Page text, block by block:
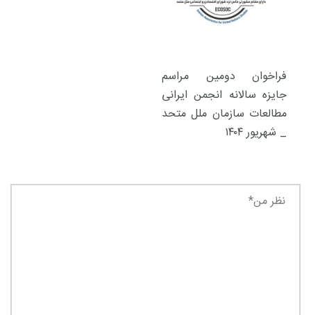
فراخوان دومین مراسم
جایزه سالانه انجمن ایرانی
مطالعات سازمان ملل متحد
_ شهریور ۱۴۰۴